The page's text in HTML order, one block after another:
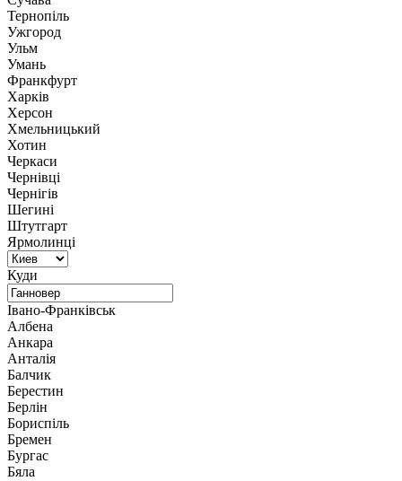
Тернопіль
Ужгород
Ульм
Умань
Франкфурт
Харків
Херсон
Хмельницький
Хотин
Черкаси
Чернівці
Чернігів
Шегині
Штутгарт
Ярмолинці
Куди
Івано-Франківськ
Албена
Анкара
Анталія
Балчик
Берестин
Берлін
Бориспіль
Бремен
Бургас
Бяла